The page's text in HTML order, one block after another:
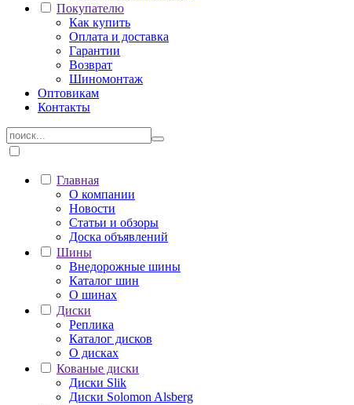
Покупателю
Как купить
Оплата и доставка
Гарантии
Возврат
Шиномонтаж
Оптовикам
Контакты
Главная
О компании
Новости
Статьи и обзоры
Доска объявлений
Шины
Внедорожные шины
Каталог шин
О шинах
Диски
Реплика
Каталог дисков
О дисках
Кованые диски
Диски Slik
Диски Solomon Alsberg